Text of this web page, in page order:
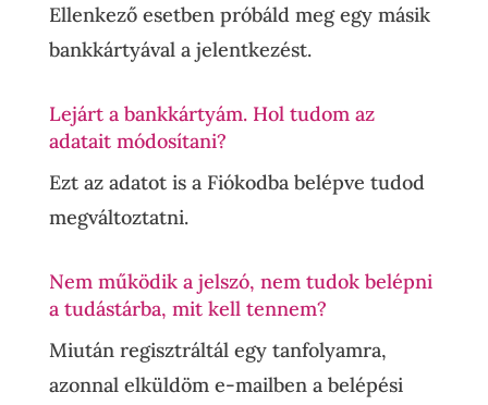
Ellenkező esetben próbáld meg egy másik
bankkártyával a jelentkezést.
Lejárt a bankkártyám. Hol tudom az
adatait módosítani?
Ezt az adatot is a Fiókodba belépve tudod
megváltoztatni.
Nem működik a jelszó, nem tudok belépni
a tudástárba, mit kell tennem?
Miután regisztráltál egy tanfolyamra,
azonnal elküldöm e-mailben a belépési